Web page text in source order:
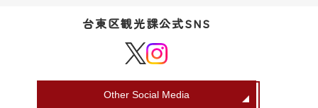
台東区観光課公式SNS
Other Social Media